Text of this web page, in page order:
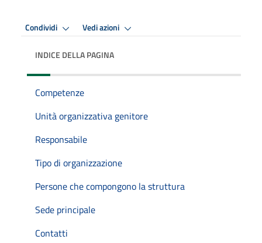
Condividi Vedi azioni
INDICE DELLA PAGINA
Competenze
Unità organizzativa genitore
Responsabile
Tipo di organizzazione
Persone che compongono la struttura
Sede principale
Contatti